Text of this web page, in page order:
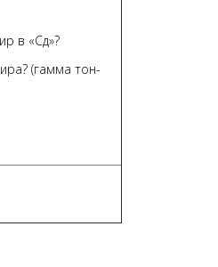
в «Сд»?
(гамма тон-